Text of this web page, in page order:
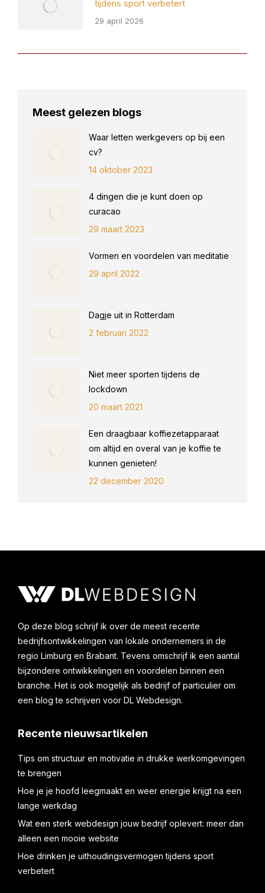
tijdens sport verbetert
29 april 2026
Meest gelezen blogs
Waar letten werkgevers op bij een
cv?
14 oktober 2023
4 dingen die je kunt doen op
curacao
29 maart 2023
Vormen en voordelen van meditatie
29 april 2022
Dagje uit in Rotterdam
2 februari 2022
Niet meer sporten tijdens de
lockdown
20 maart 2021
Een draagbaar koffiezetapparaat
om altijd en overal van je koffie te
kunnen genieten!
22 december 2020
Op deze blog schrijf ik over de meest recente
bedrijfsontwikkelingen van lokale ondernemers in de
regio Limburg en Brabant. Tevens omschrijf ik een aantal
bijzondere ontwikkelingen en voordelen binnen een
branche. Het is ook mogelijk als bedrijf of particulier om
een blog te schrijven voor DL Webdesign.
Recente nieuwsartikelen
Tips om structuur en motivatie in drukke werkomgevingen
te brengen
Hoe je je hoofd leegmaakt en weer energie krijgt na een
lange werkdag
Wat een sterk webdesign jouw bedrijf oplevert: meer dan
alleen een mooie website
Hoe drinken je uithoudingsvermogen tijdens sport
verbetert